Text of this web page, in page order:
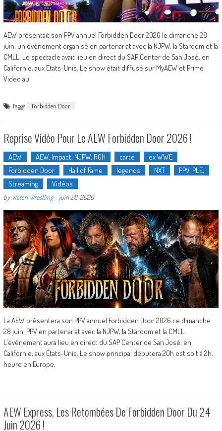
AEW présentait son PPV annuel Forbidden Door 2026 le dimanche 28
juin, un événement organisé en partenariat avec la NJPW, la Stardom et la
CMLL. Le spectacle avait lieu en direct du SAP Center de San José, en
Californie, aux États-Unis. Le show était diffusé sur MyAEW et Prime
Video au
Taggé Forbidden Door
Reprise Vidéo Pour Le AEW Forbidden Door 2026 !
AEW AEW, Impact, NJPW, ROH carte
ex WWE
Forbidden Door
Hall of Fame legends NXT
PPV, PLE,
Streaming
Vidéos
by Watch Wrestling- juin 28, 2026
La AEW présentera son PPV annuel Forbidden Door 2026 ce dimanche
28 juin. PPV en partenariat avec la NJPW, la Stardom et la CMLL.
L'événement aura lieu en direct du SAP Center de San José, en
Californie, aux États-Unis. Le show principal débutera 20h est soit à 2h,
heure en Europe,
AEW Express, Les Retombées De Forbidden Door Du 24
Juin 2026 !